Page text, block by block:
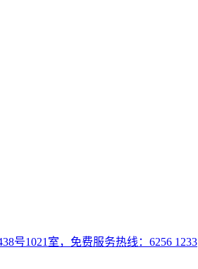
号1021室，免费服务热线：6256 1233